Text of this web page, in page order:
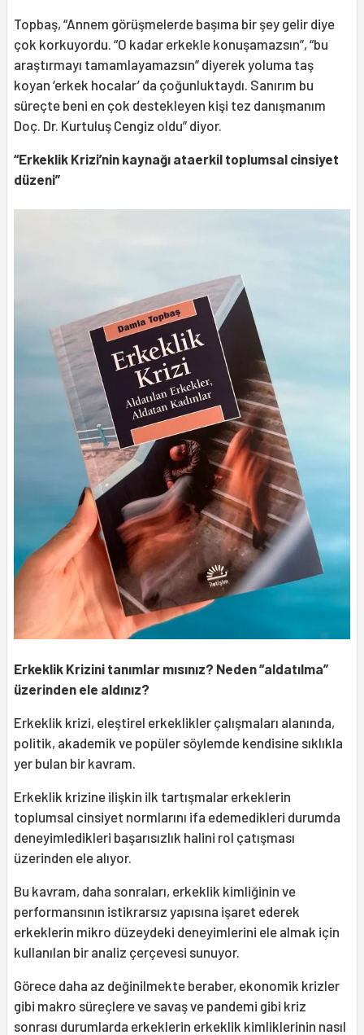
Topbaş, “Annem görüşmelerde başıma bir şey gelir diye
çok korkuyordu. “O kadar erkekle konuşamazsın”, “bu
araştırmayı tamamlayamazsın” diyerek yoluma taş
koyan ‘erkek hocalar’ da çoğunluktaydı. Sanırım bu
süreçte beni en çok destekleyen kişi tez danışmanım
Doç. Dr. Kurtuluş Cengiz oldu” diyor.
“Erkeklik Krizi’nin kaynağı ataerkil toplumsal cinsiyet
düzeni”
Erkeklik Krizini tanımlar mısınız? Neden “aldatılma”
üzerinden ele aldınız?
Erkeklik krizi, eleştirel erkeklikler çalışmaları alanında,
politik, akademik ve popüler söylemde kendisine sıklıkla
yer bulan bir kavram.
Erkeklik krizine ilişkin ilk tartışmalar erkeklerin
toplumsal cinsiyet normlarını ifa edemedikleri durumda
deneyimledikleri başarısızlık halini rol çatışması
üzerinden ele alıyor.
Bu kavram, daha sonraları, erkeklik kimliğinin ve
performansının istikrarsız yapısına işaret ederek
erkeklerin mikro düzeydeki deneyimlerini ele almak için
kullanılan bir analiz çerçevesi sunuyor.
Görece daha az değinilmekte beraber, ekonomik krizler
gibi makro süreçlere ve savaş ve pandemi gibi kriz
sonrası durumlarda erkeklerin erkeklik kimliklerinin nasıl